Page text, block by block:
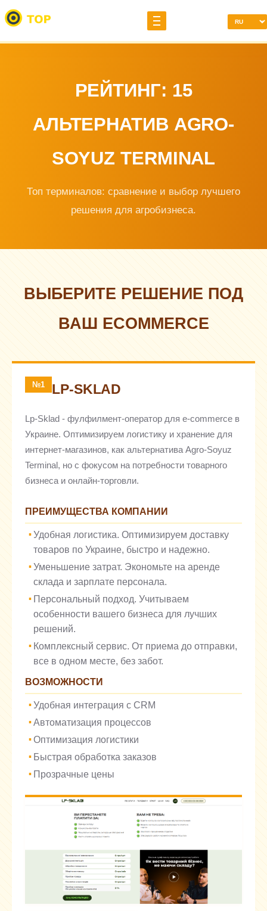
РЕЙТИНГ: 15
АЛЬТЕРНАТИВ AGRO-
SOYUZ TERMINAL
Топ терминалов: сравнение и выбор лучшего
решения для агробизнеса.
ВЫБЕРИТЕ РЕШЕНИЕ ПОД
ВАШ ECOMMERCE
№1 LP-SKLAD
Lp-Sklad - фулфилмент-оператор для e-commerce в
Украине. Оптимизируем логистику и хранение для
интернет-магазинов, как альтернатива Agro-Soyuz
Terminal, но с фокусом на потребности товарного
бизнеса и онлайн-торговли.
ПРЕИМУЩЕСТВА КОМПАНИИ
Удобная логистика. Оптимизируем доставку
товаров по Украине, быстро и надежно.
Уменьшение затрат. Экономьте на аренде
склада и зарплате персонала.
Персональный подход. Учитываем
особенности вашего бизнеса для лучших
решений.
Комплексный сервис. От приема до отправки,
все в одном месте, без забот.
ВОЗМОЖНОСТИ
Удобная интеграция с CRM
Автоматизация процессов
Оптимизация логистики
Быстрая обработка заказов
Прозрачные цены